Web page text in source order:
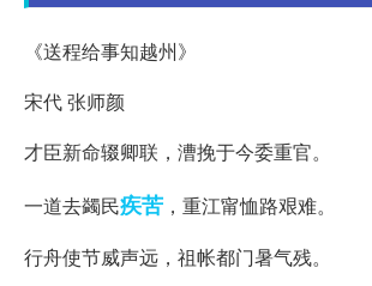
《送程给事知越州》
宋代 张师颜
才臣新命辍卿联，漕挽于今委重官。
一道去蠲民疾苦 ，重江甯恤路艰难。
行舟使节威声远，祖帐都门暑气残。